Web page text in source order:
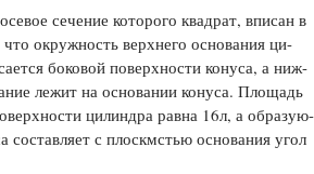
Рудзитис
Цветков
сечение которого квадрат, вписан в
что окружность верхнего основания ци-
боковой поверхности конуса, а ниж-
лежит на основании конуса. Площадь
цилиндра равна 16л, а образую-
составляет с плоскмстью основания угол